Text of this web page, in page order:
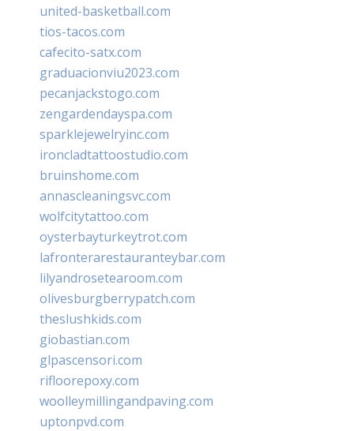
united-basketball.com
tios-tacos.com
cafecito-satx.com
graduacionviu2023.com
pecanjackstogo.com
zengardendayspa.com
sparklejewelryinc.com
ironcladtattoostudio.com
bruinshome.com
annascleaningsvc.com
wolfcitytattoo.com
oysterbayturkeytrot.com
lafronterarestauranteybar.com
lilyandrosetearoom.com
olivesburgberrypatch.com
theslushkids.com
giobastian.com
glpascensori.com
rifloorepoxy.com
woolleymillingandpaving.com
uptonpvd.com